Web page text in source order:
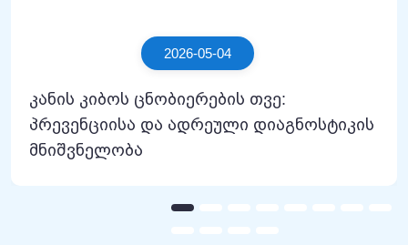
2026-05-04
კანის კიბოს ცნობიერების თვე:
პრევენციისა და ადრეული დიაგნოსტიკის
მნიშვნელობა